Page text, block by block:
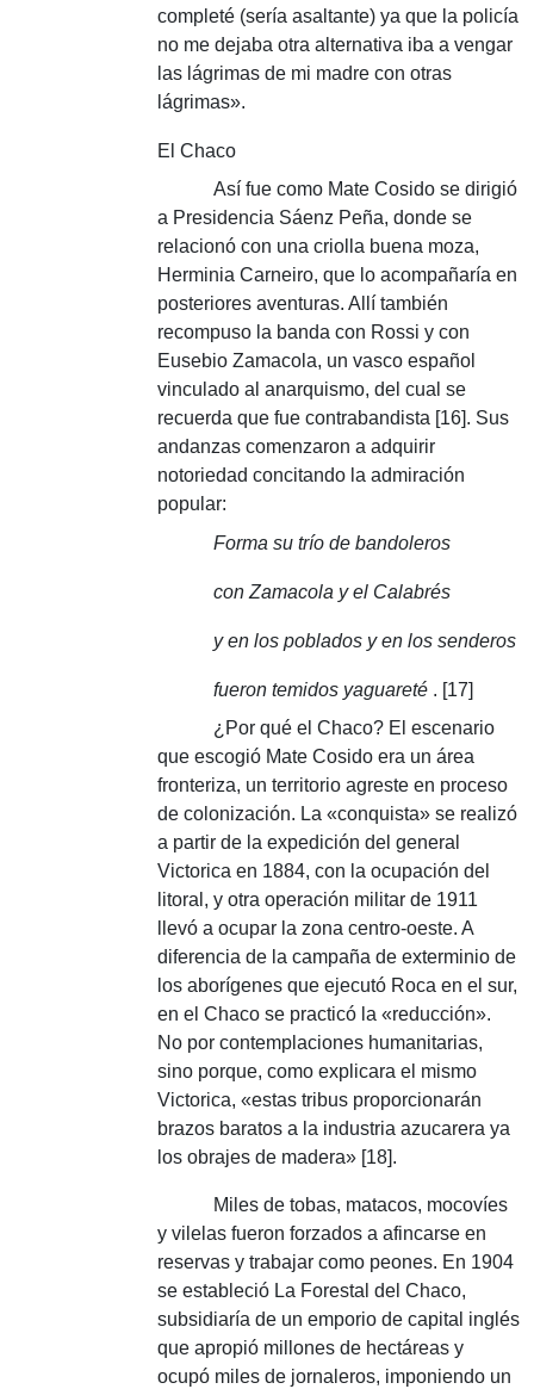
completé (sería asaltante) ya que la policía
no me dejaba otra alternativa iba a vengar
las lágrimas de mi madre con otras
lágrimas».
El Chaco
Así fue como Mate Cosido se dirigió
a Presidencia Sáenz Peña, donde se
relacionó con una criolla buena moza,
Herminia Carneiro, que lo acompañaría en
posteriores aventuras. Allí también
recompuso la banda con Rossi y con
Eusebio Zamacola, un vasco español
vinculado al anarquismo, del cual se
recuerda que fue contrabandista [16]. Sus
andanzas comenzaron a adquirir
notoriedad concitando la admiración
popular:
Forma su trío de bandoleros
con Zamacola y el Calabrés
y en los poblados y en los senderos
fueron temidos yaguareté . [17]
¿Por qué el Chaco? El escenario
que escogió Mate Cosido era un área
fronteriza, un territorio agreste en proceso
de colonización. La «conquista» se realizó
a partir de la expedición del general
Victorica en 1884, con la ocupación del
litoral, y otra operación militar de 1911
llevó a ocupar la zona centro-oeste. A
diferencia de la campaña de exterminio de
los aborígenes que ejecutó Roca en el sur,
en el Chaco se practicó la «reducción».
No por contemplaciones humanitarias,
sino porque, como explicara el mismo
Victorica, «estas tribus proporcionarán
brazos baratos a la industria azucarera ya
los obrajes de madera» [18].
Miles de tobas, matacos, mocovíes
y vilelas fueron forzados a afincarse en
reservas y trabajar como peones. En 1904
se estableció La Forestal del Chaco,
subsidiaría de un emporio de capital inglés
que apropió millones de hectáreas y
ocupó miles de jornaleros, imponiendo un